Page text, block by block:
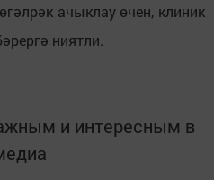
ачыклау өчен, клиник
ниятли.
и интересным в